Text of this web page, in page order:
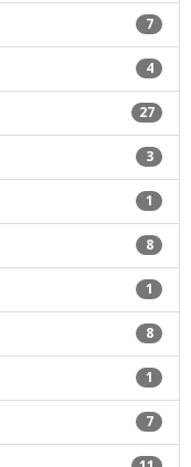
7
4
27
3
1
8
1
8
1
7